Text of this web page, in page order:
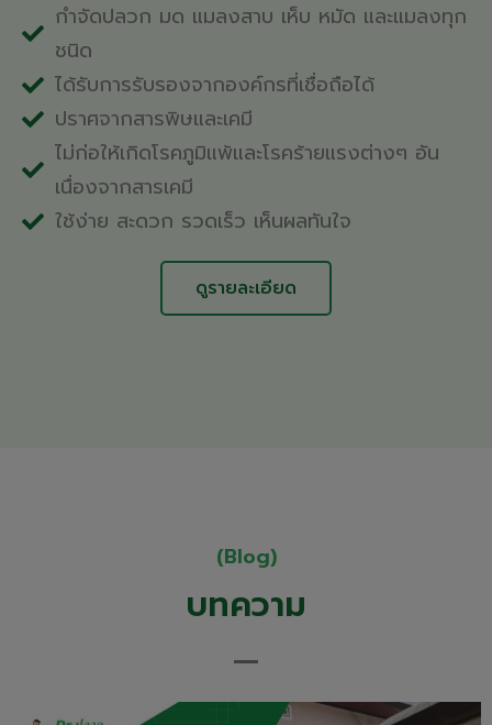
กำจัดปลวก มด แมลงสาบ เห็บ หมัด และแมลงทุก
ชนิด
ได้รับการรับรองจากองค์กรที่เชื่อถือได้
ปราศจากสารพิษและเคมี
ไม่ก่อให้เกิดโรคภูมิแพ้และโรคร้ายแรงต่างๆ อัน
เนื่องจากสารเคมี
ใช้ง่าย สะดวก รวดเร็ว เห็นผลทันใจ
ดูรายละเอียด
(Blog)
บทความ